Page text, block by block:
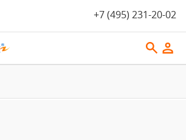
+7 (495) 231-20-02